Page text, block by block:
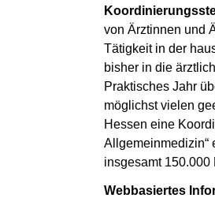
von Ärztinnen und
Tätigkeit in der
bisher in die
Praktisches Jahr
möglichst vielen
Hessen eine
Allgemeinmedizin“
insgesamt 150.000
Webbasiertes